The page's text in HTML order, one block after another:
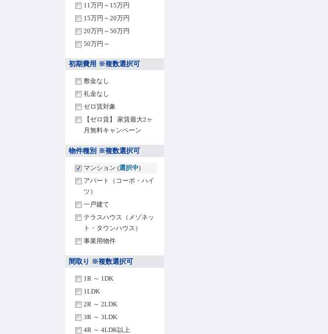
11万円～15万円
15万円～20万円
20万円～50万円
50万円～
初期費用 ※複数選択可
敷金なし
礼金なし
ゼロ賃対象
【ゼロ賃】 家賃最大2ヶ
月無料キャンペーン
物件種別 ※複数選択可
マンション (選択中)
アパート（コーポ・ハイ
ツ）
一戸建て
テラスハウス（メゾネッ
ト・タウンハウス）
事業用物件
間取り ※複数選択可
1R ～ 1DK
1LDK
2R ～ 2LDK
3R ～ 3LDK
4R ～ 4LDK以上